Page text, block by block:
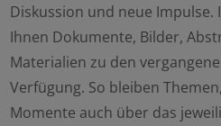
Diskussion und neue Impulse.
Ihnen Dokumente, Bilder,
Materialien zu den
Verfügung. So bleiben
Momente auch über das